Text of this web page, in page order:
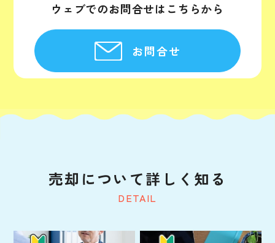
ウェブでのお問合せはこちらから
お問合せ
DETAIL
売却について詳しく知る